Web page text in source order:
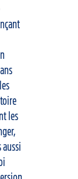
les
aussi